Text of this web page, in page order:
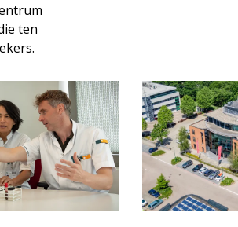
ten